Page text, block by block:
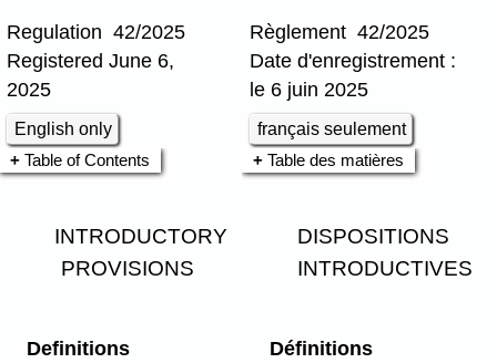
Regulation 42/2025
Registered June 6,
2025
English only
Règlement 42/2025
Date d'enregistrement :
le 6 juin 2025
français seulement
Table of Contents
Table des matières
INTRODUCTORY
PROVISIONS
DISPOSITIONS
INTRODUCTIVES
Definitions
Définitions